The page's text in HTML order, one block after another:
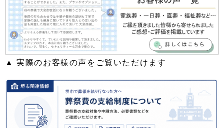
▲ 実際のお客様の声をご覧いただけます